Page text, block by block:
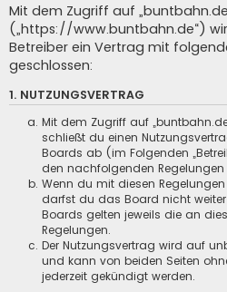
Mit dem Zugriff auf
(„https://www.buntbahn.de“)
Betreiber ein Vertrag mit
geschlossen:
1. NUTZUNGSVERTRAG
Mit dem Zugriff auf
schließt du einen
Boards ab (im Folgenden
den nachfolgenden
Wenn du mit diesen
darfst du das Board nicht
Boards gelten jeweils die an
Regelungen.
Der Nutzungsvertrag wird auf
und kann von beiden Seiten
jederzeit gekündigt werden.